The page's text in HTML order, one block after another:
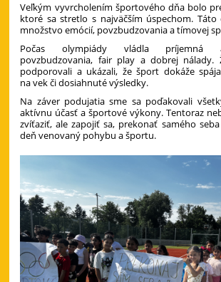
Veľkým vyvrcholením športového dňa bolo
ktoré sa stretlo s najväčším úspechom. Táto
množstvo emócií, povzbudzovania a tímovej
Počas olympiády vládla príjemná
povzbudzovania, fair play a dobrej nálady.
podporovali a ukázali, že šport dokáže
na vek či dosiahnuté výsledky.
Na záver podujatia sme sa poďakovali
aktívnu účasť a športové výkony. Tentoraz
zvíťaziť, ale zapojiť sa, prekonať samého
deň venovaný pohybu a športu.